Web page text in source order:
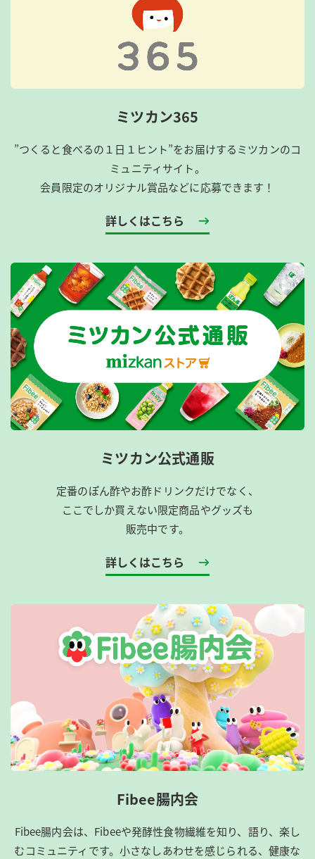
ミツカン365
”つくると食べるの１日１ヒント”をお届けするミツカンのコ
ミュニティサイト。
会員限定のオリジナル賞品などに応募できます！
詳しくはこちら
ミツカン公式通販
定番のぽん酢やお酢ドリンクだけでなく、
ここでしか買えない限定商品やグッズも
販売中です。
詳しくはこちら
Fibee腸内会
Fibee腸内会は、​Fibeeや発酵性食物繊維を知り、語り、楽し
むコミュニティです。​小さなしあわせを感じられる、健康な